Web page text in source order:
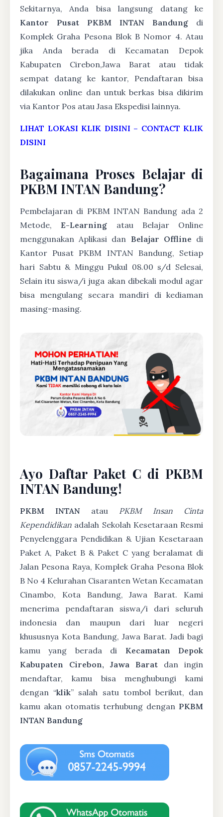
Sekitarnya, Anda bisa langsung datang ke
Kantor Pusat PKBM INTAN Bandung di
Komplek Graha Pesona Blok B Nomor 4. Atau
jika Anda berada di Kecamatan Depok
Kabupaten Cirebon,Jawa Barat atau tidak
sempat datang ke kantor, Pendaftaran bisa
dilakukan online dan untuk berkas bisa dikirim
via Kantor Pos atau Jasa Ekspedisi lainnya.
LIHAT LOKASI KLIK DISINI – CONTACT KLIK
DISINI
Bagaimana Proses Belajar di
PKBM INTAN Bandung?
Pembelajaran di PKBM INTAN Bandung ada 2
Metode,E-Learning atau Belajar Online
menggunakan Aplikasi dan Belajar Offline di
Kantor Pusat PKBM INTAN Bandung, Setiap
hari Sabtu & Minggu Pukul 08.00 s/d Selesai,
Selain itu siswa/i juga akan dibekali modul agar
bisa mengulang secara mandiri di kediaman
masing-masing.
Ayo Daftar Paket C di PKBM
INTAN Bandung!
PKBM INTAN atau PKBM Insan Cinta
Kependidikan adalah Sekolah Kesetaraan Resmi
Penyelenggara Pendidikan & Ujian Kesetaraan
Paket A, Paket B & Paket C yang beralamat di
Jalan Pesona Raya, Komplek Graha Pesona Blok
B No 4 Kelurahan Cisaranten Wetan Kecamatan
Cinambo, Kota Bandung, Jawa Barat. Kami
menerima pendaftaran siswa/i dari seluruh
indonesia dan maupun dari luar negeri
khususnya Kota Bandung, Jawa Barat. Jadi bagi
kamu yang berada di Kecamatan Depok
Kabupaten Cirebon, Jawa Barat dan ingin
mendaftar, kamu bisa menghubungi kami
dengan “klik” salah satu tombol berikut, dan
kamu akan otomatis terhubung dengan PKBM
INTAN Bandung